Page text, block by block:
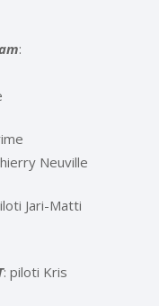
:
Neuville
Jari-Matti
: piloti Kris